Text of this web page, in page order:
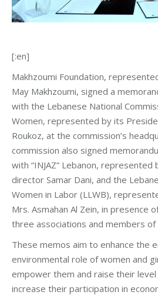
[:en]
Makhzoumi Foundation,
May Makhzoumi, signed a
with the Lebanese National
Women, represented by its
Roukoz, at the commission’s
commission also signed
with “INJAZ” Lebanon,
director Samar Dani, and the
Women in Labor (LLWB),
Mrs. Asmahan Al Zein, in presence
three associations and members of
These memos aim to enhance the
environmental role of women and
empower them and raise their
increase their participation in